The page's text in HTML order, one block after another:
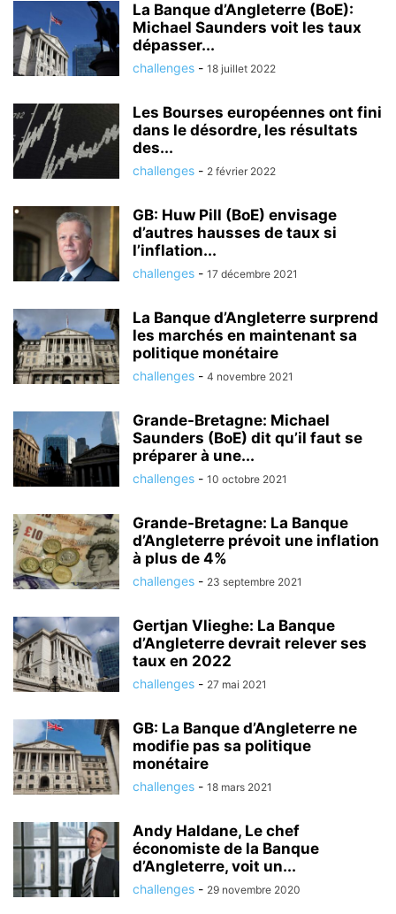
La Banque d’Angleterre (BoE):
Michael Saunders voit les taux
dépasser...
challenges - 18 juillet 2022
Les Bourses européennes ont fini
dans le désordre, les résultats
des...
challenges - 2 février 2022
GB: Huw Pill (BoE) envisage
d’autres hausses de taux si
l’inflation...
challenges - 17 décembre 2021
La Banque d’Angleterre surprend
les marchés en maintenant sa
politique monétaire
challenges - 4 novembre 2021
Grande-Bretagne: Michael
Saunders (BoE) dit qu’il faut se
préparer à une...
challenges - 10 octobre 2021
Grande-Bretagne: La Banque
d’Angleterre prévoit une inflation
à plus de 4%
challenges - 23 septembre 2021
Gertjan Vlieghe: La Banque
d’Angleterre devrait relever ses
taux en 2022
challenges - 27 mai 2021
GB: La Banque d’Angleterre ne
modifie pas sa politique
monétaire
challenges - 18 mars 2021
Andy Haldane, Le chef
économiste de la Banque
d’Angleterre, voit un...
challenges - 29 novembre 2020